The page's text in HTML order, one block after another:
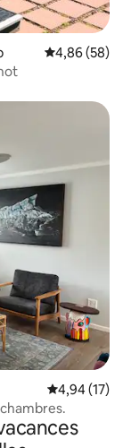
Évaluation
4,86 (58)
Évaluation
4,94 (17)